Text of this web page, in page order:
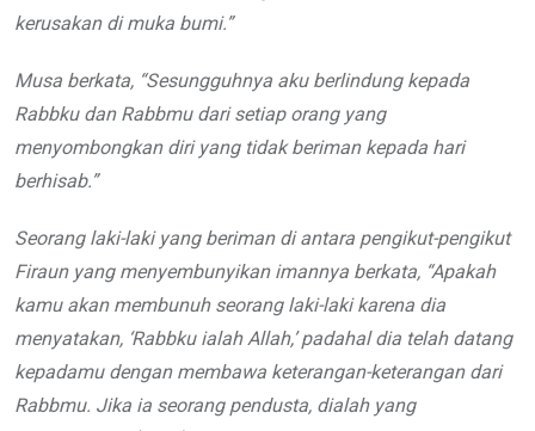
kerusakan di muka bumi.”
Musa berkata, “Sesungguhnya aku berlindung kepada
Rabbku dan Rabbmu dari setiap orang yang
menyombongkan diri yang tidak beriman kepada hari
berhisab.”
Seorang laki-laki yang beriman di antara pengikut-pengikut
Firaun yang menyembunyikan imannya berkata, “Apakah
kamu akan membunuh seorang laki-laki karena dia
menyatakan, ‘Rabbku ialah Allah,’ padahal dia telah datang
kepadamu dengan membawa keterangan-keterangan dari
Rabbmu. Jika ia seorang pendusta, dialah yang